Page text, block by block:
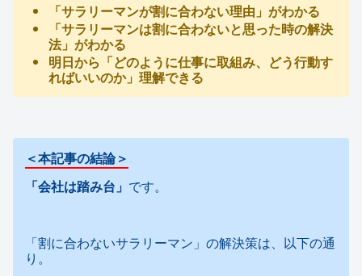
「サラリーマンが割に合わない理由」がわかる
「サラリーマンは割に合わないと思った時の解決
法」がわかる
明日から「どのように仕事に取組み、どう行動す
ればいいのか」理解できる
＜本記事の結論＞
「会社は踏み台」 です。
「割に合わないサラリーマン」の解決策は、以下の通
り。